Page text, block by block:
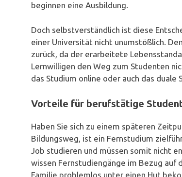
beginnen eine Ausbildung.
Doch selbstverständlich ist diese
einer Universität nicht unumstößlich.
zurück, da der erarbeitete
Lernwilligen den Weg zum Studenten
das Studium online oder auch das duale
Vorteile für berufstätige
Haben Sie sich zu einem späteren
Bildungsweg, ist ein Fernstudium
Job studieren und müssen somit nicht
wissen Fernstudiengänge im Bezug auf
Familie problemlos unter einen Hut